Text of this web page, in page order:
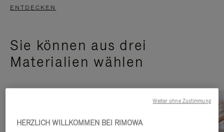
ENTDECKEN
Sie können aus drei
Materialien wählen
HERZLICH WILLKOMMEN BEI RIMOWA
Weiter ohne Zustimmung